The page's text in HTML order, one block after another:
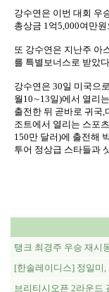
강수연은 이번 대회 우
총상금 1억5,000여만
또 강수연은 지난주 아
를 특별보너스로 받았
강수연은 30일 미국으
월10∼13일)에서 열리
출전한 뒤 곧바로 귀국,
조트에서 열리는 스포
150만 달러)에 출전해
투어 정상급 스타들과
탱크 최경주 우승 재시
[한솔레이디스] 정일미,
브리티시오픈 2라운드